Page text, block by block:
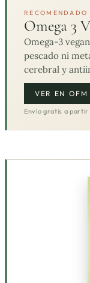
Omega 3
Omega-3
pescado ni
cerebral y
VER EN OFM
Envío gratis a partir